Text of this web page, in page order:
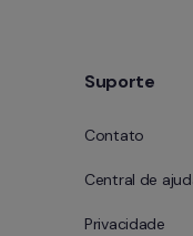
Suporte
Contato
Central de
Privacidade